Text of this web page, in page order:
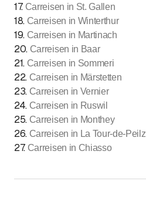
17. Carreisen in St. Gallen
18. Carreisen in Winterthur
19. Carreisen in Martinach
20. Carreisen in Baar
21. Carreisen in Sommeri
22. Carreisen in Märstetten
23. Carreisen in Vernier
24. Carreisen in Ruswil
25. Carreisen in Monthey
26. Carreisen in La Tour-de-Peilz
27. Carreisen in Chiasso